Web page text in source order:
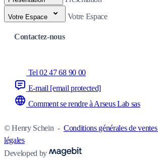
Votre Espace Votre Espace
Contactez-nous
Tel 02 47 68 90 00
E-mail [email protected]
Comment se rendre à Arseus Lab sas
© Henry Schein - Conditions générales de ventes
légales
Developed by